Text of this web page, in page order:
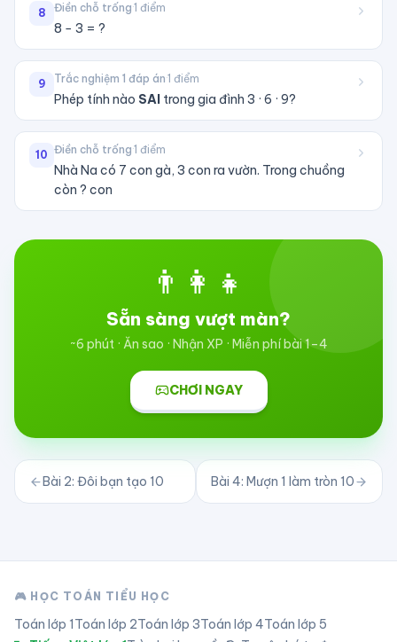
8 Điền chỗ trống·1 điểm
8 − 3 = ?
9 Trắc nghiệm 1 đáp án·1 điểm
Phép tính nào SAI trong gia đình 3 · 6 · 9?
10 Điền chỗ trống·1 điểm
Nhà Na có 7 con gà, 3 con ra vườn. Trong chuồng
còn ? con
👨‍👩‍👧
Sẵn sàng vượt màn?
~6 phút · Ăn sao · Nhận XP · Miễn phí bài 1–4
CHƠI NGAY
Bài 2: Đôi bạn tạo 10 Bài 4: Mượn 1 làm tròn 10
🎮 HỌC TOÁN TIỂU HỌC
Toán lớp 1Toán lớp 2Toán lớp 3Toán lớp 4Toán lớp 5